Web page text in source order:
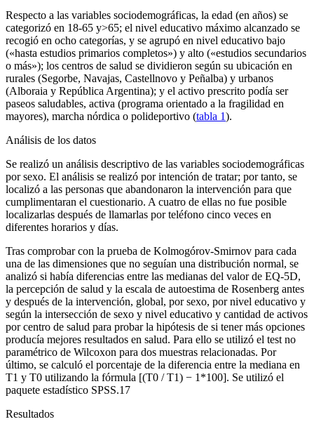
Respecto a las variables sociodemográficas, la edad (en años) se
categorizó en 18-65 y>65; el nivel educativo máximo alcanzado se
recogió en ocho categorías, y se agrupó en nivel educativo bajo
(«hasta estudios primarios completos») y alto («estudios secundarios
o más»); los centros de salud se dividieron según su ubicación en
rurales (Segorbe, Navajas, Castellnovo y Peñalba) y urbanos
(Alboraia y República Argentina); y el activo prescrito podía ser
paseos saludables, activa (programa orientado a la fragilidad en
mayores), marcha nórdica o polideportivo (tabla 1).
Análisis de los datos
Se realizó un análisis descriptivo de las variables sociodemográficas
por sexo. El análisis se realizó por intención de tratar; por tanto, se
localizó a las personas que abandonaron la intervención para que
cumplimentaran el cuestionario. A cuatro de ellas no fue posible
localizarlas después de llamarlas por teléfono cinco veces en
diferentes horarios y días.
Tras comprobar con la prueba de Kolmogórov-Smirnov para cada
una de las dimensiones que no seguían una distribución normal, se
analizó si había diferencias entre las medianas del valor de EQ-5D,
la percepción de salud y la escala de autoestima de Rosenberg antes
y después de la intervención, global, por sexo, por nivel educativo y
según la intersección de sexo y nivel educativo y cantidad de activos
por centro de salud para probar la hipótesis de si tener más opciones
producía mejores resultados en salud. Para ello se utilizó el test no
paramétrico de Wilcoxon para dos muestras relacionadas. Por
último, se calculó el porcentaje de la diferencia entre la mediana en
T1 y T0 utilizando la fórmula [(T0 / T1) − 1*100]. Se utilizó el
paquete estadístico SPSS.17
Resultados